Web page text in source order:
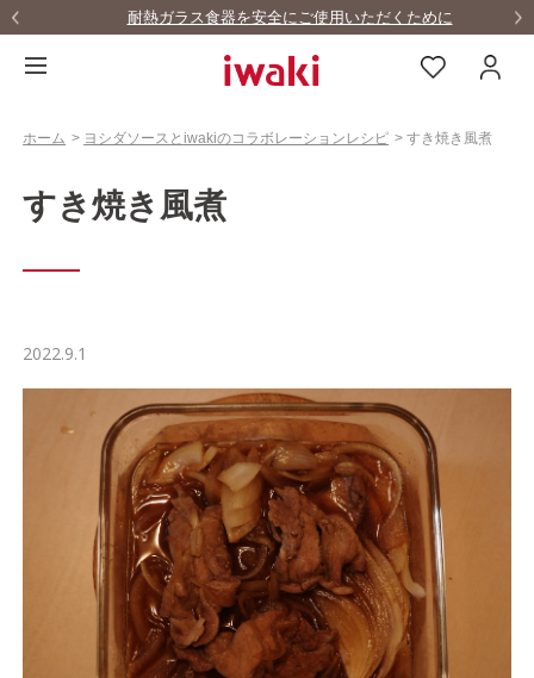
耐熱ガラス食器を安全にご使用いただくために
ホーム > ヨシダソースとiwakiのコラボレーションレシピ >すき焼き風煮
すき焼き風煮
2022.9.1